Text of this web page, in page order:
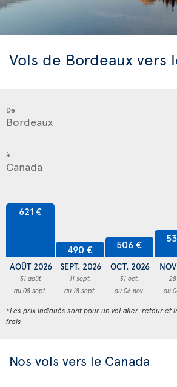
Vols de Bordeaux vers
De
à
621 €
AOÛT 2026
31 août
au 08 sept.
490 €
SEPT. 2026
11 sept.
au 18 sept.
506 €
OCT. 2026
31 oct.
au 06 nov.
au
*Les prix indiqués sont pour un vol aller-retour et
frais
Nos vols vers le Canada